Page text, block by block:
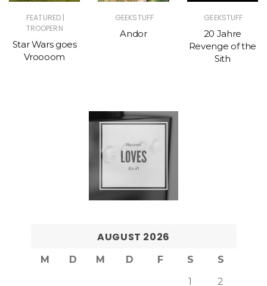
FEATURED |
TROOPERN
Star Wars goes
Vroooom
GEEKSTUFF
Andor
GEEKSTUFF
20 Jahre
Revenge of the
Sith
AUGUST 2026
M D M D F S
S
1
2